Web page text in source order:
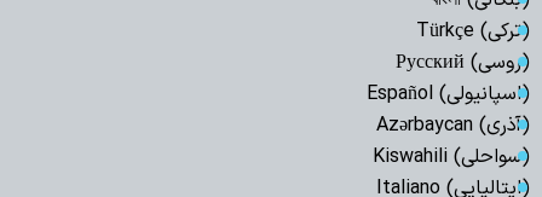
(ترکی) Türkçe
(روسی) Русский
(اسپانیولی) Español
(آذری) Azərbaycan
(سواحلی) Kiswahili
(ایتالیایی) Italiano